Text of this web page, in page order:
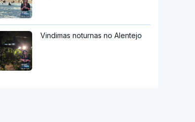
Vindimas noturnas no Alentejo